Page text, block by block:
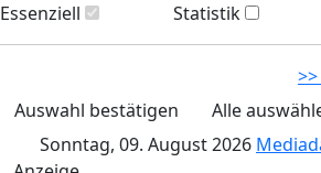
Essenziell
Statistik
Auswahl bestätigen
Alle
Sonntag, 09. August 2026